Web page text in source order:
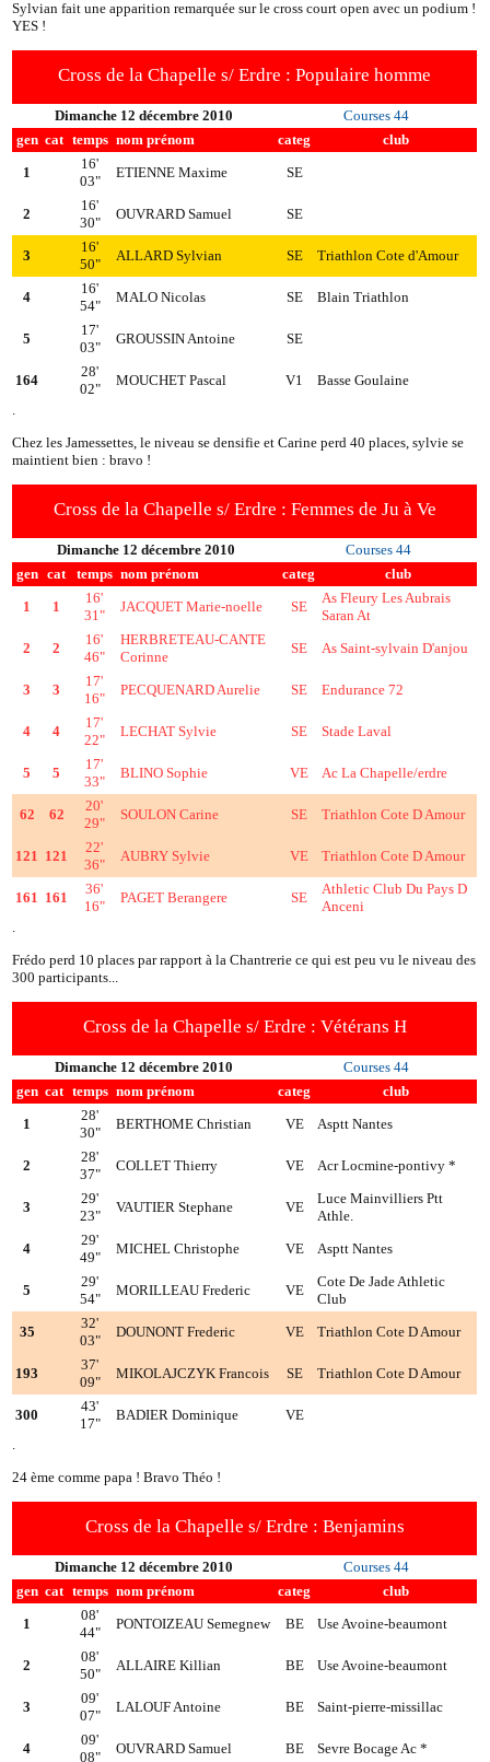
Sylvian fait une apparition remarquée sur le cross court open avec un podium !
YES !
Cross de la Chapelle s/ Erdre : Populaire homme
Dimanche 12 décembre 2010
Courses 44
gen cat temps nom prénom categ club
1
16'
03"
ETIENNE Maxime SE
2
16'
30"
OUVRARD Samuel SE
3
16'
50"
ALLARD Sylvian SE Triathlon Cote d'Amour
4
16'
54"
MALO Nicolas SE Blain Triathlon
5
17'
03"
GROUSSIN Antoine SE
164
28'
02"
MOUCHET Pascal V1
Basse Goulaine
Chez les Jamessettes, le niveau se densifie et Carine perd 40 places, sylvie se
maintient bien : bravo !
Cross de la Chapelle s/ Erdre : Femmes de Ju à Ve
Dimanche 12 décembre 2010
Courses 44
gen
cat temps nom prénom categ club
1 1
16'
31"
JACQUET Marie-noelle SE
As Fleury Les Aubrais
Saran At
2 2
16'
46"
HERBRETEAU-CANTE
Corinne
SE As Saint-sylvain D'anjou
3 3
17'
16"
PECQUENARD Aurelie SE Endurance 72
4 4
17'
22"
LECHAT Sylvie SE Stade Laval
5 5
17'
33"
BLINO Sophie VE Ac La Chapelle/erdre
62 62
20'
29"
SOULON Carine SE Triathlon Cote D Amour
121 121
22'
36"
AUBRY Sylvie VE Triathlon Cote D Amour
161 161
36'
16"
PAGET Berangere SE
Athletic Club Du Pays D
Anceni
Frédo perd 10 places par rapport à la Chantrerie ce qui est peu vu le niveau des
300 participants...
Cross de la Chapelle s/ Erdre : Vétérans H
Dimanche 12 décembre 2010
Courses 44
gen cat temps nom prénom categ club
1
28'
30"
BERTHOME Christian VE Asptt Nantes
2
28'
37"
COLLET Thierry VE Acr Locmine-pontivy *
3
29'
23"
VAUTIER Stephane VE
Luce Mainvilliers Ptt
Athle.
4
29'
49"
MICHEL Christophe VE Asptt Nantes
5
29'
54"
MORILLEAU Frederic VE
Cote De Jade Athletic
Club
35
32'
03"
DOUNONT Frederic VE Triathlon Cote D Amour
193
37'
09"
MIKOLAJCZYK Francois SE Triathlon Cote D Amour
300
43'
17"
BADIER Dominique
VE
24 ème comme papa ! Bravo Théo !
Cross de la Chapelle s/ Erdre : Benjamins
Dimanche 12 décembre 2010
Courses 44
gen cat temps nom prénom categ club
1
08'
44"
PONTOIZEAU Semegnew BE Use Avoine-beaumont
2
08'
50"
ALLAIRE Killian BE Use Avoine-beaumont
3
09'
07"
LALOUF Antoine BE Saint-pierre-missillac
4
09'
08"
OUVRARD Samuel BE Sevre Bocage Ac *